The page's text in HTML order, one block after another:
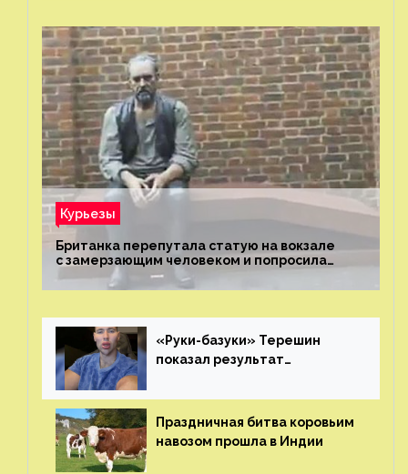
Курьезы
Британка перепутала статую на вокзале
с замерзающим человеком и попросила
о помощи
«Руки-базуки» Терешин
показал результат
Праздничная битва коровьим
навозом прошла в Индии